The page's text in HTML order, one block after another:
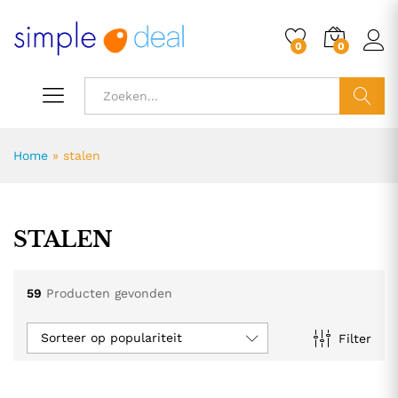
0 0
Home » stalen
STALEN
59 Producten gevonden
Filter
Sorteer op populariteit